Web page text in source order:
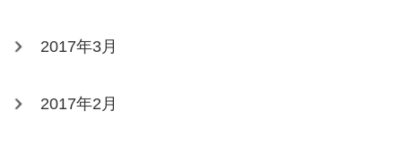
2017年3月
2017年2月